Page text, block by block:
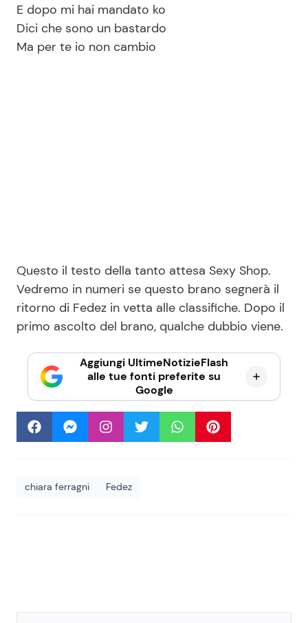
E dopo mi hai mandato ko
Dici che sono un bastardo
Ma per te io non cambio
Questo il testo della tanto attesa Sexy Shop.
Vedremo in numeri se questo brano segnerà il
ritorno di Fedez in vetta alle classifiche. Dopo il
primo ascolto del brano, qualche dubbio viene.
Aggiungi UltimeNotizieFlash
alle tue fonti preferite su
Google
chiara ferragni Fedez